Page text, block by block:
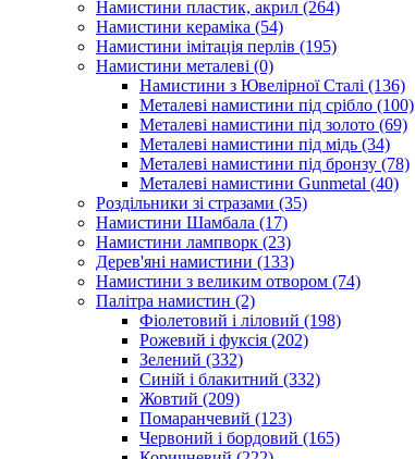
Намистини пластик, акрил (264)
Намистини кераміка (54)
Намистини імітація перлів (195)
Намистини металеві (0)
Намистини з Ювелірної Сталі (136)
Металеві намистини під срібло (100)
Металеві намистини під золото (69)
Металеві намистини під мідь (34)
Металеві намистини під бронзу (78)
Металеві намистини Gunmetal (40)
Роздільники зі стразами (35)
Намистини Шамбала (17)
Намистини лампворк (23)
Дерев'яні намистини (133)
Намистини з великим отвором (74)
Палітра намистин (2)
Фіолетовий і ліловий (198)
Рожевий і фуксія (202)
Зелений (332)
Синій і блакитний (332)
Жовтий (209)
Помаранчевий (123)
Червоний і бордовий (165)